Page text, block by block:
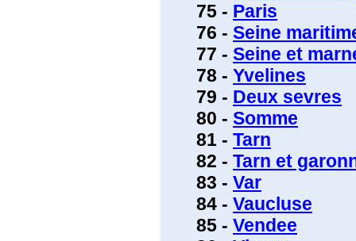
75 - Paris
76 - Seine
77 - Seine et
78 - Yvelines
79 - Deux sevres
80 - Somme
81 - Tarn
82 - Tarn et
83 - Var
84 - Vaucluse
85 - Vendee